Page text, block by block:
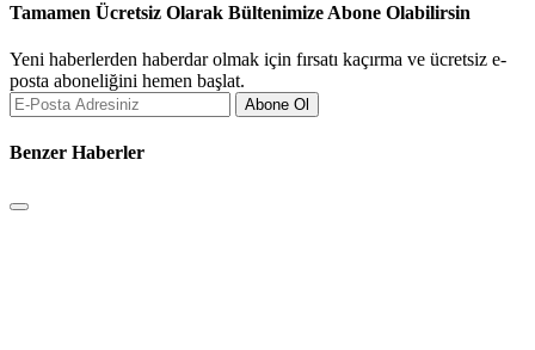
Tamamen Ücretsiz Olarak Bültenimize Abone Olabilirsin
Yeni haberlerden haberdar olmak için fırsatı kaçırma ve ücretsiz e-
posta aboneliğini hemen başlat.
Abone Ol
Benzer Haberler